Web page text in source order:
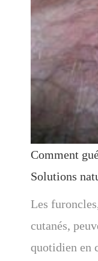
Comment
Solutions
Les
cutanés,
quotidien en